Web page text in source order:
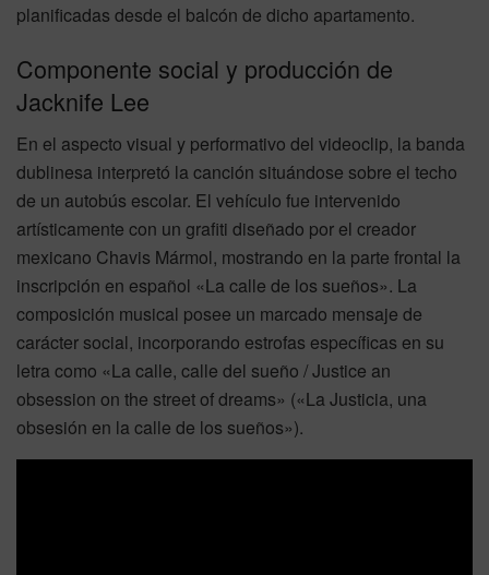
planificadas desde el balcón de dicho apartamento.
Componente social y producción de
Jacknife Lee
En el aspecto visual y performativo del videoclip, la banda
dublinesa interpretó la canción situándose sobre el techo
de un autobús escolar. El vehículo fue intervenido
artísticamente con un grafiti diseñado por el creador
mexicano Chavis Mármol, mostrando en la parte frontal la
inscripción en español «La calle de los sueños». La
composición musical posee un marcado mensaje de
carácter social, incorporando estrofas específicas en su
letra como «La calle, calle del sueño / Justice an
obsession on the street of dreams» («La Justicia, una
obsesión en la calle de los sueños»).